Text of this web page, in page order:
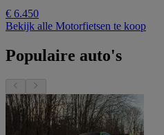
€ 6.450
Bekijk alle Motorfietsen te koop
Populaire auto's